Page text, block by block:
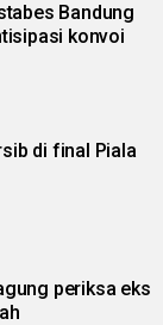
Bandung
konvoi
di final Piala
periksa eks